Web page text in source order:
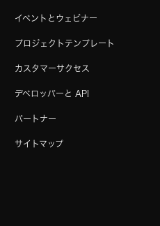
イベントとウェビナー
プロジェクトテンプレート
カスタマーサクセス
デベロッパーと API
パートナー
サイトマップ